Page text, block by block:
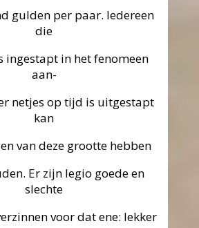
gulden per paar. Iedereen
die
ingestapt in het fenomeen
aan-
netjes op tijd is uitgestapt
kan
van deze grootte hebben
Er zijn legio goede en
slechte
voor dat ene: lekker